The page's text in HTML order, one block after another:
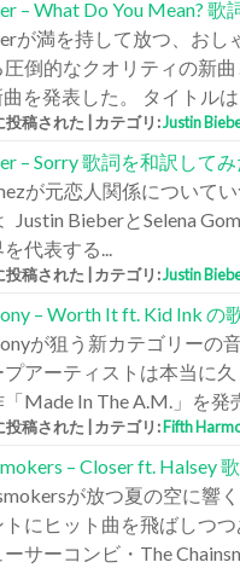
– What Do You Mean? 歌
が満を持して放つ、おし
倒的なクオリティの新
を発表した。 タイトル
投稿された カテゴリ:Justin
– Sorry 歌詞を和訳してみ
が元恋人関係について
Justin BieberとSelena
代表する...
投稿された カテゴリ:Justin
– Worth It ft. Kid Ink の
が狙う新カテゴリーの
アーティストは本当に久
Made In The A.M.」を発
投稿された カテゴリ:Fifth
– Closer ft. Halsey
が放つ夏の空に響
トにヒット曲を飛ばしつ
サーコンビ・The